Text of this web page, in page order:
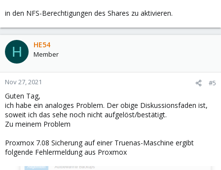
in den NFS-Berechtigungen des Shares zu aktivieren.
H HE54
Member
Nov 27, 2021 #5
Guten Tag,
ich habe ein analoges Problem. Der obige Diskussionsfaden ist,
soweit ich das sehe noch nicht aufgelöst/bestätigt.
Zu meinem Problem
Proxmox 7.08 Sicherung auf einer Truenas-Maschine ergibt
folgende Fehlermeldung aus Proxmox